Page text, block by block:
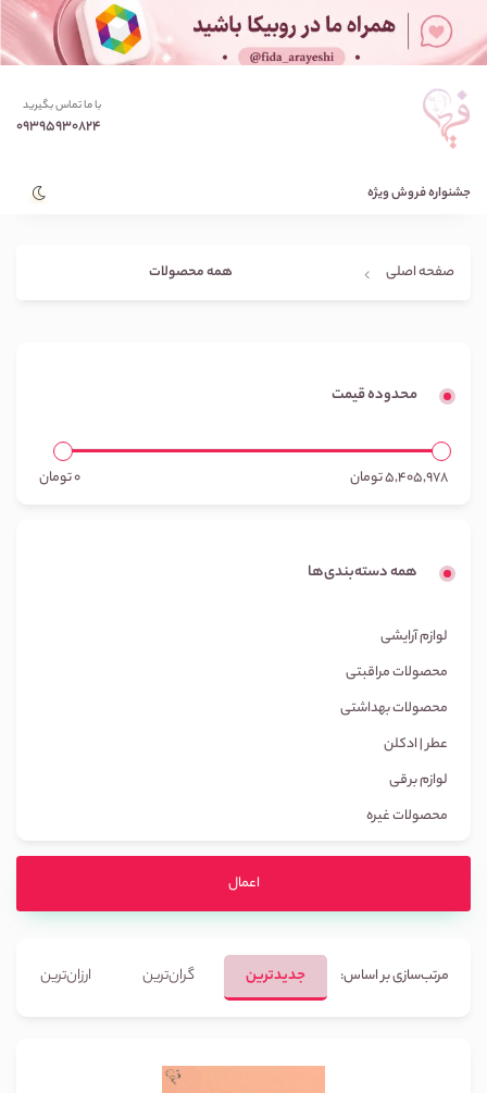
با ما تماس بگیرید
09395930824
جشنواره فروش ویژه
صفحه اصلی همه محصولات
محدوده قیمت
5,405,978تومان 0تومان
همه دسته‌بندی‌ها
لوازم آرایشی
محصولات مراقبتی
محصولات بهداشتی
عطر | ادکلن
لوازم برقی
محصولات غیره
اعمال
مرتب‌سازی بر اساس: جدیدترین گران‌ترین ارزان‌ترین